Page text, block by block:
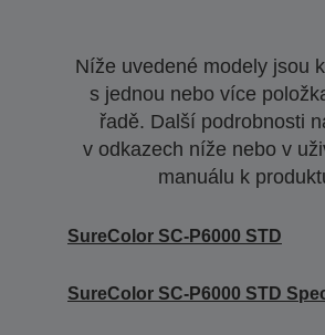
Níže uvedené modely jsou
s jednou nebo více
řadě. Další podrobnosti
v odkazech níže nebo v
manuálu k
SureColor SC-P6000 STD
SureColor SC-P6000 STD